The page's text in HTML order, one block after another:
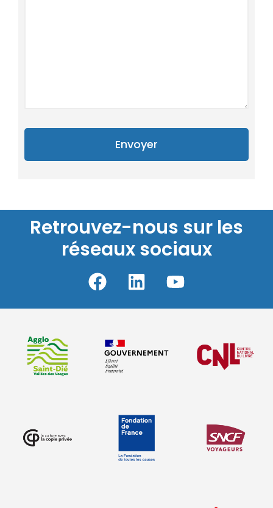
Envoyer
Retrouvez-nous sur les
réseaux sociaux